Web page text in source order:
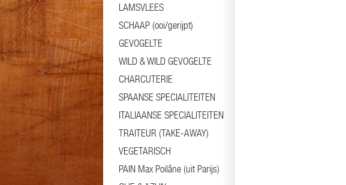
LAMSVLEES
SCHAAP (ooi/gerijpt)
GEVOGELTE
WILD & WILD GEVOGELTE
CHARCUTERIE
SPAANSE SPECIALITEITEN
ITALIAANSE SPECIALITEITEN
TRAITEUR (TAKE-AWAY)
VEGETARISCH
PAIN Max Poilâne (uit Parijs)